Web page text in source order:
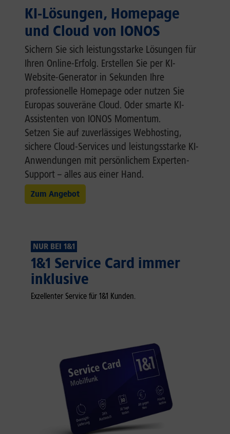
KI-Lösungen, Homepage
und Cloud von IONOS
Sichern Sie sich leistungsstarke Lösungen für
Ihren Online-Erfolg. Erstellen Sie per KI-
Website-Generator in Sekunden Ihre
professionelle Homepage oder nutzen Sie
Europas souveräne Cloud. Oder smarte KI-
Assistenten von IONOS Momentum.
Setzen Sie auf zuverlässiges Webhosting,
sichere Cloud-Services und leistungsstarke KI-
Anwendungen mit persönlichem Experten-
Support – alles aus einer Hand.
Zum Angebot
NUR BEI 1&1
1&1 Service Card immer
inklusive
Exzellenter Service für 1&1 Kunden.